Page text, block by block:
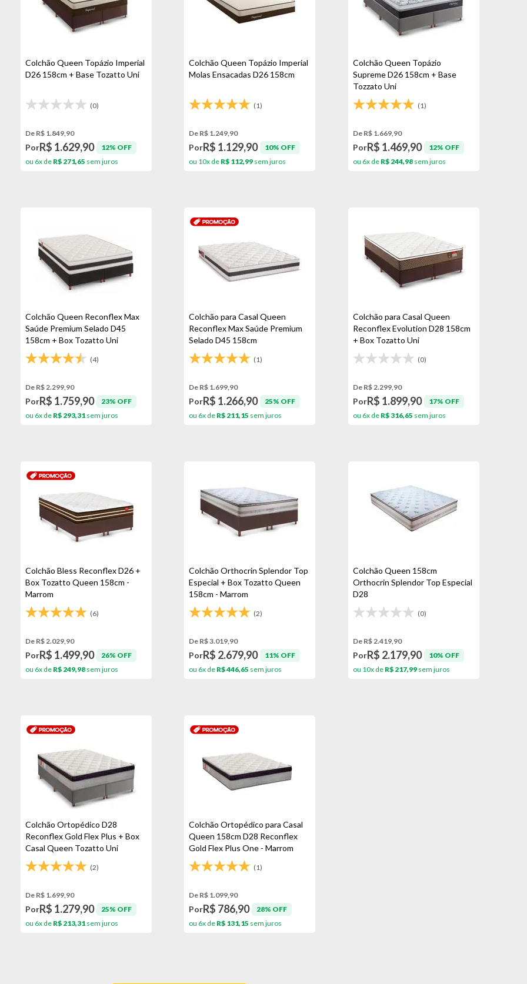
Colchão Queen Topázio Imperial
D26 158cm + Base Tozatto Uni
(0)
De R$ 1.849,90
PorR$ 1.629,90
12% OFF
ou 6x de R$ 271,65 sem juros
Colchão Queen Topázio Imperial
Molas Ensacadas D26 158cm
(1)
De R$ 1.249,90
PorR$ 1.129,90
10% OFF
ou 10x de R$ 112,99 sem juros
Colchão Queen Topázio
Supreme D26 158cm + Base
Tozzato Uni
(1)
De R$ 1.669,90
PorR$ 1.469,90
12% OFF
ou 6x de R$ 244,98sem juros
Colchão Queen Reconflex Max
Saúde Premium Selado D45
158cm + Box Tozatto Uni
(4)
De R$ 2.299,90
PorR$ 1.759,90
23% OFF
ou 6x de R$ 293,31sem juros
Colchão para Casal Queen
Reconflex Max Saúde Premium
Selado D45 158cm
(1)
De R$ 1.699,90
PorR$ 1.266,90
25% OFF
ou 6x de R$ 211,15 sem juros
Colchão para Casal Queen
Reconflex Evolution D28 158cm
+ Box Tozatto Uni
(0)
De R$ 2.299,90
PorR$ 1.899,90
17% OFF
ou 6x de R$ 316,65 sem juros
Colchão Bless Reconflex D26 +
Box Tozatto Queen 158cm -
Marrom
(6)
De R$ 2.029,90
PorR$ 1.499,90
26% OFF
ou 6x de R$ 249,98sem juros
Colchão Orthocrin Splendor Top
Especial + Box Tozatto Queen
158cm - Marrom
(2)
De R$ 3.019,90
PorR$ 2.679,90
11% OFF
ou 6x de R$ 446,65 sem juros
Colchão Queen 158cm
Orthocrin Splendor Top Especial
D28
(0)
De R$ 2.419,90
PorR$ 2.179,90
10% OFF
ou 10x de R$ 217,99sem juros
Colchão Ortopédico D28
Reconflex Gold Flex Plus + Box
Casal Queen Tozatto Uni
Naturale 158cm - Rústico Cinza
(2)
De R$ 1.699,90
PorR$ 1.279,90
25% OFF
ou 6x de R$ 213,31sem juros
Colchão Ortopédico para Casal
Queen 158cm D28 Reconflex
Gold Flex Plus One - Marrom
(1)
De R$ 1.099,90
PorR$ 786,90
28% OFF
ou 6x de R$ 131,15 sem juros